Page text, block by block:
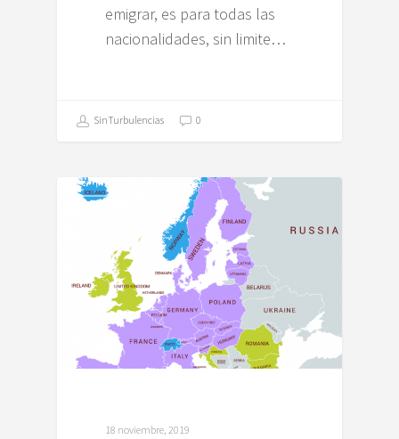
emigrar, es para todas las
nacionalidades, sin limite…
SinTurbulencias 0
ALEMANIA
18 noviembre, 2019